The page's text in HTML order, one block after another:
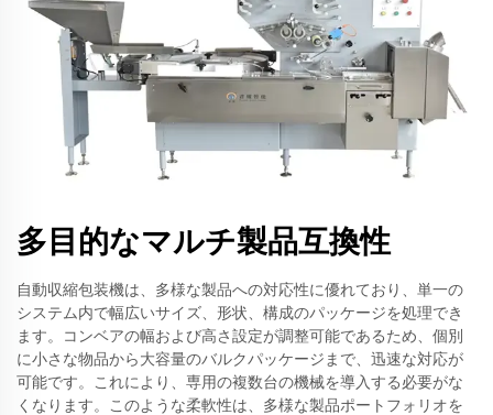
多目的なマルチ製品互換性
自動収縮包装機は、多様な製品への対応性に優れており、単一の
システム内で幅広いサイズ、形状、構成のパッケージを処理でき
ます。コンベアの幅および高さ設定が調整可能であるため、個別
に小さな物品から大容量のバルクパッケージまで、迅速な対応が
可能です。これにより、専用の複数台の機械を導入する必要がな
くなります。このような柔軟性は、多様な製品ポートフォリオを